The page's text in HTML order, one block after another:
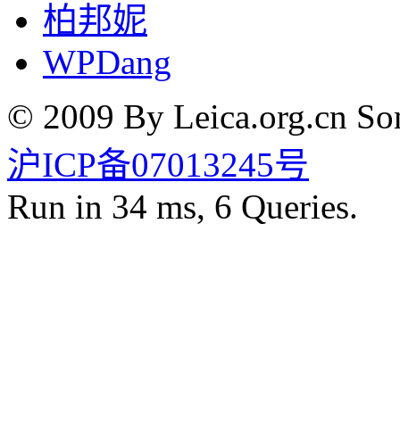
柏邦妮
WPDang
© 2009 By Leica.org.cn
沪ICP备07013245号
Run in 34 ms, 6 Queries.